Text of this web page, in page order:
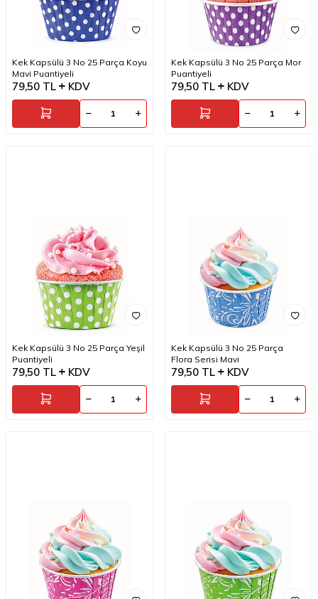
Kek Kapsülü 3 No 25 Parça Koyu
Mavi Puantiyeli
79,50 TL KDV
Kek Kapsülü 3 No 25 Parça Mor
Puantiyeli
79,50 TL KDV
Kek Kapsülü 3 No 25 Parça Yeşil
Puantiyeli
79,50 TL KDV
Kek Kapsülü 3 No 25 Parça
Flora Serisi Mavi
79,50 TL KDV